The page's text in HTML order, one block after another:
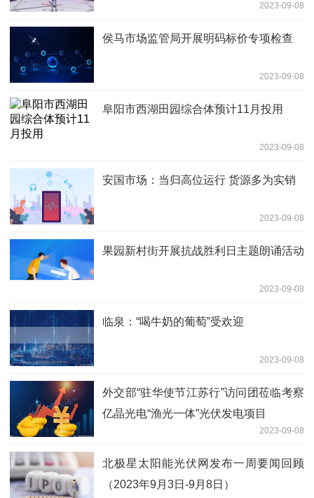
2023-09-08
侯马市场监管局开展明码标价专项检查
2023-09-08
阜阳市西湖田园综合体预计11月投用
2023-09-08
安国市场：当归高位运行 货源多为实销
2023-09-08
果园新村街开展抗战胜利日主题朗诵活动
2023-09-08
临泉：“喝牛奶的葡萄”受欢迎
2023-09-08
外交部“驻华使节江苏行”访问团莅临考察
亿晶光电“渔光一体”光伏发电项目
2023-09-08
北极星太阳能光伏网发布一周要闻回顾
（2023年9月3日-9月8日）